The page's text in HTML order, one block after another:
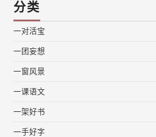
分类
一对活宝
一团妄想
一窗风景
一课语文
一架好书
一手好字